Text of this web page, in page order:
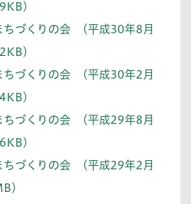
づくりの会 (平成30年8月
づくりの会 (平成30年2月
づくりの会 (平成29年8月
づくりの会 (平成29年2月